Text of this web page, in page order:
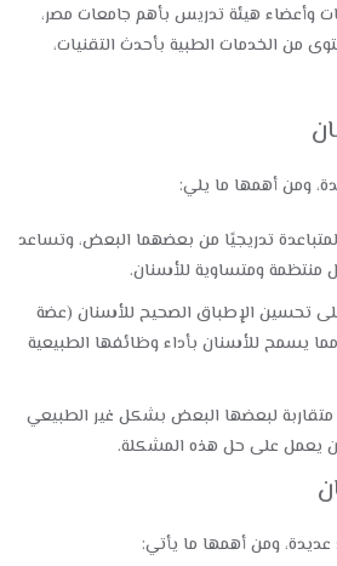
وأعضاء هيئة تدريس بأهم جامعات مصر،
من الخدمات الطبية بأحدث التقنيات،
ومن أهمها ما يلي:
تدريجيًا من بعضهما البعض، وتساعد
ومتساوية للأسنان.
تحسين الإطباق الصحيح للأسنان (عضة
يسمح للأسنان بأداء وظائفها الطبيعية
لبعضها البعض بشكل غير الطبيعي
يعمل على حل هذه المشكلة.
ومن أهمها ما يأتي: